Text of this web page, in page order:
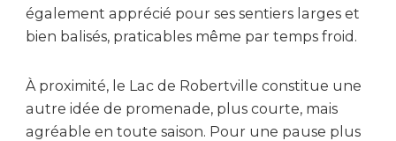
également apprécié pour ses sentiers larges et
bien balisés, praticables même par temps froid.
À proximité, le Lac de Robertville constitue une
autre idée de promenade, plus courte, mais
agréable en toute saison. Pour une pause plus